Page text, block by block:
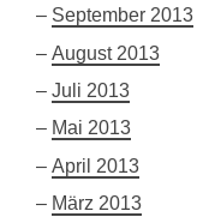
September 2013
August 2013
Juli 2013
Mai 2013
April 2013
März 2013